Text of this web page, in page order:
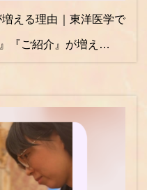
える理由｜東洋医学で
『ご紹介』が増え…